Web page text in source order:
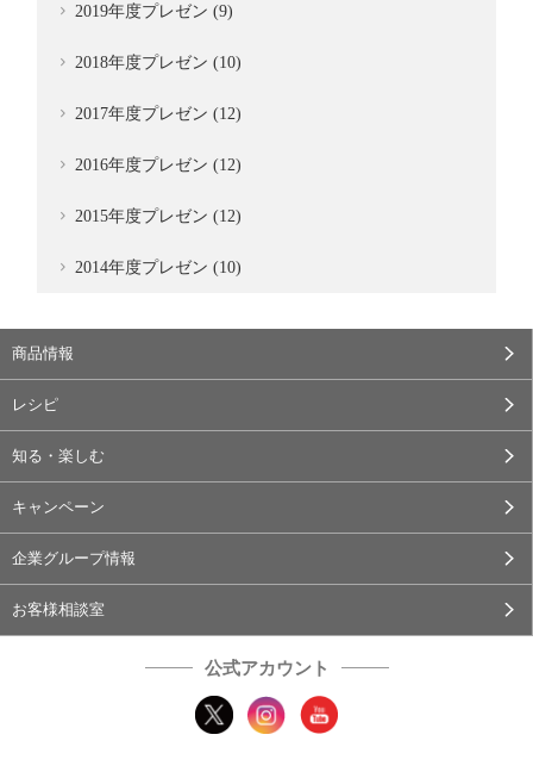
2019年度プレゼン (9)
2018年度プレゼン (10)
2017年度プレゼン (12)
2016年度プレゼン (12)
2015年度プレゼン (12)
2014年度プレゼン (10)
商品情報
レシピ
知る・楽しむ
キャンペーン
企業グループ情報
お客様相談室
公式アカウント